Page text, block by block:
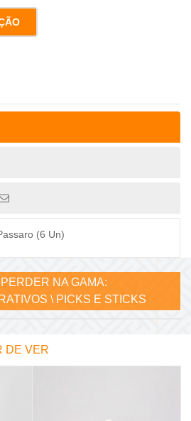
(6 Un)
NA GAMA:
\ PICKS E STICKS
DE VER